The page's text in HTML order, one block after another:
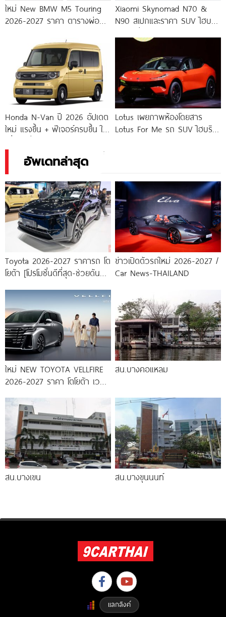
ใหม่ New BMW M5 Touring
2026-2027 ราคา ตารางผ่อน-
Xiaomi Skynomad N70 &
N90 สเปกและราคา SUV ไฮบริด
Honda N-Van ปี 2026 อัปเดต
ใหม่ แรงขึ้น + ฟีเจอร์ครบขึ้น ใน
Lotus เผยภาพห้องโดยสาร
Lotus For Me รถ SUV ไฮบริด
อัพเดทล่าสุด
Toyota 2026-2027 ราคารถ โต
โยต้า [โปรโมชั่นดีที่สุด-ช่วยดันทุก
ข่าวเปิดตัวรถใหม่ 2026-2027 /
Car News-THAILAND
ใหม่ NEW TOYOTA VELLFIRE
2026-2027 ราคา โตโยต้า เวล
สน.บางคอแหลม
สน.บางเขน สน.บางขุนนนท์
แลกลิงค์